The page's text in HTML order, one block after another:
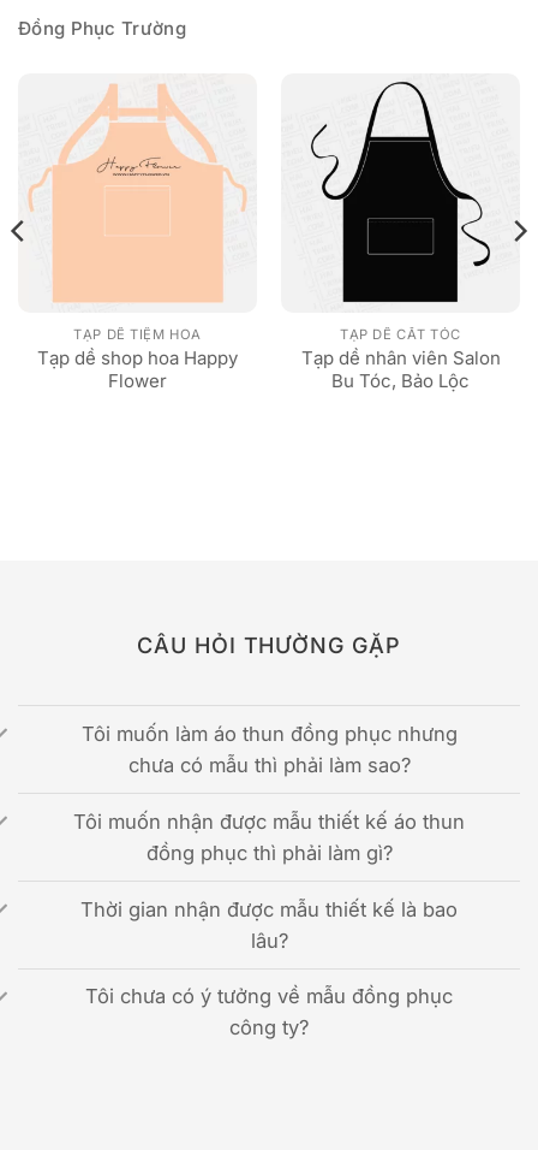
Đồng Phục Trường
TẠP DỀ TIỆM HOA
Tạp dề shop hoa Happy
Flower
TẠP DỀ CẮT TÓC
Tạp dề nhân viên Salon
Bu Tóc, Bảo Lộc
CÂU HỎI THƯỜNG GẶP
Tôi muốn làm áo thun đồng phục nhưng
chưa có mẫu thì phải làm sao?
Tôi muốn nhận được mẫu thiết kế áo thun
đồng phục thì phải làm gì?
Thời gian nhận được mẫu thiết kế là bao
lâu?
Tôi chưa có ý tưởng về mẫu đồng phục
công ty?